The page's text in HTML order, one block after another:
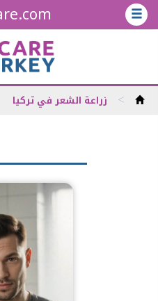
> زراعة الشعر في تركيا